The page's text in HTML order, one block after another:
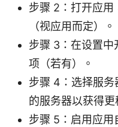
步骤 2：打开应用
（视应用而定）。
步骤 3：在设置
项（若有）。
步骤 4：选择服务
的服务器以获得更
步骤 5：启用应用